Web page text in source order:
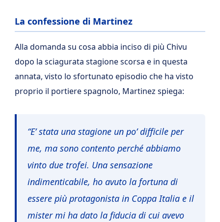
La confessione di Martinez
Alla domanda su cosa abbia inciso di più Chivu
dopo la sciagurata stagione scorsa e in questa
annata, visto lo sfortunato episodio che ha visto
proprio il portiere spagnolo, Martinez spiega:
“E’ stata una stagione un po’ difficile per
me, ma sono contento perché abbiamo
vinto due trofei. Una sensazione
indimenticabile, ho avuto la fortuna di
essere più protagonista in Coppa Italia e il
mister mi ha dato la fiducia di cui avevo